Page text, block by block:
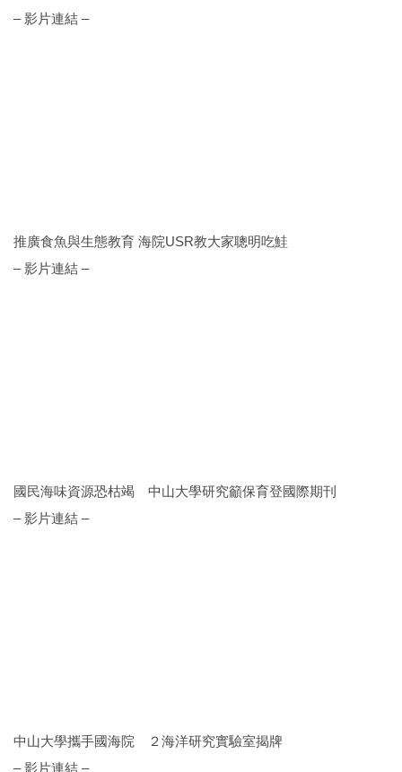
– 影片連結 –
推廣食魚與生態教育 海院USR教大家聰明吃鮭
– 影片連結 –
國民海味資源恐枯竭 中山大學研究籲保育登國際期刊
– 影片連結 –
中山大學攜手國海院 ２海洋研究實驗室揭牌
– 影片連結 –